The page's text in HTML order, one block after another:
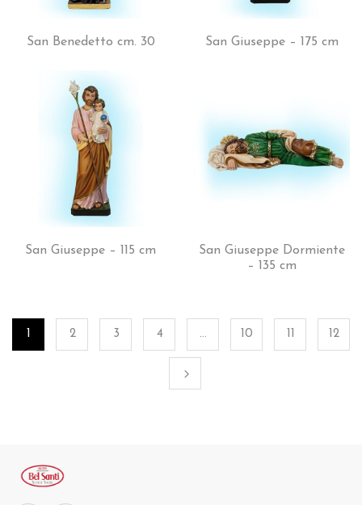
San Benedetto cm. 30 San Giuseppe – 175 cm
San Giuseppe – 115 cm
San Giuseppe Dormiente
– 135 cm
1 2 3 4 … 10 12